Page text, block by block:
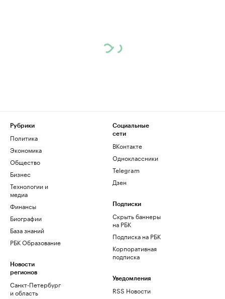
Рубрики
Политика
Экономика
Общество
Бизнес
Технологии и
медиа
Финансы
Биографии
База знаний
РБК Образование
Новости
регионов
Санкт-Петербург
и область
Социальные
сети
ВКонтакте
Одноклассники
Telegram
Дзен
Подписки
Скрыть баннеры
на РБК
Подписка на РБК
Корпоративная
подписка
Уведомления
RSS Новости